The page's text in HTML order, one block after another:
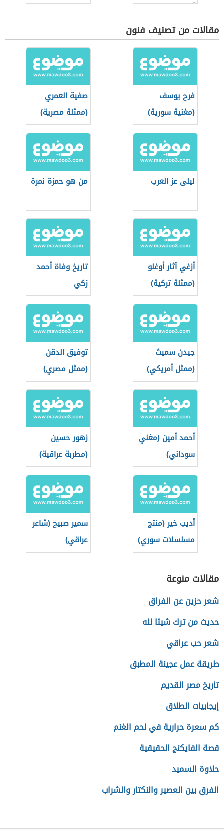
أمريكية)
مقالات من تصنيف فنون
فرح يوسف
(مغنية سورية)
صفية العمري
(ممثلة مصرية)
ليلى عز العرب من هو حمزة نمرة
أزغي آثار أوغلو
(ممثلة تركية)
تاريخ وفاة أحمد
زكي
جيدن سميث
(ممثل أمريكي)
توفيق الدقن
(ممثل مصري)
أحمد أمين (مغني
سوداني)
زهور حسين
(مطربة عراقية)
أديب خير (منتج
مسلسلات سوري)
سمير صبيح (شاعر
عراقي)
مقالات منوعة
شعر حزين عن الفراق
حديث من ترك شيئا لله
شعر حب عراقي
طريقة عمل عجينة المطبق
تاريخ مصر القديم
إيجابيات الطلاق
كم سعرة حرارية في لحم الغنم
قصة الفايكنج الحقيقية
حلاوة السميد
الفرق بين العصير والنكتار والشراب